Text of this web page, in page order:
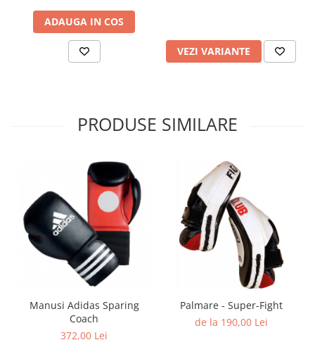
ADAUGA IN COS
VEZI VARIANTE
PRODUSE SIMILARE
Manusi Adidas Sparing
Coach
372,00 Lei
Palmare - Super-Fight
de la 190,00 Lei